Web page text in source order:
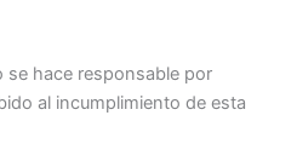
se hace responsable por
al incumplimiento de esta